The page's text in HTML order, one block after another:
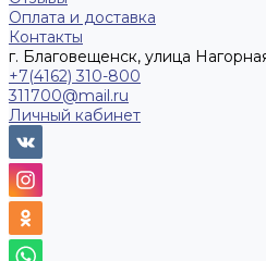
Оплата и доставка
Контакты
г. Благовещенск, улица
+7(4162) 310-800
311700@mail.ru
Личный кабинет